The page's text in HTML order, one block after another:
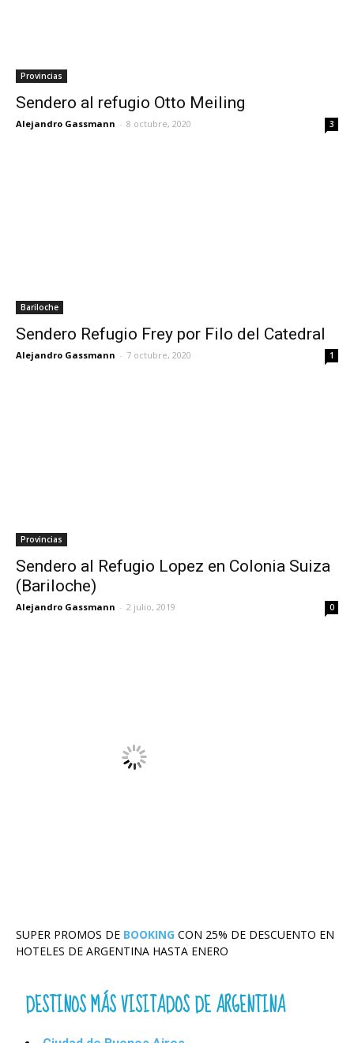
Provincias
Sendero al refugio Otto Meiling
Alejandro Gassmann - 8 octubre, 2020 3
Bariloche
Sendero Refugio Frey por Filo del Catedral
Alejandro Gassmann - 7 octubre, 2020 1
Provincias
Sendero al Refugio Lopez en Colonia Suiza
(Bariloche)
Alejandro Gassmann - 2 julio, 2019 0
SUPER PROMOS DE BOOKING CON 25% DE DESCUENTO EN
HOTELES DE ARGENTINA HASTA ENERO
DESTINOS MÁS VISITADOS DE ARGENTINA